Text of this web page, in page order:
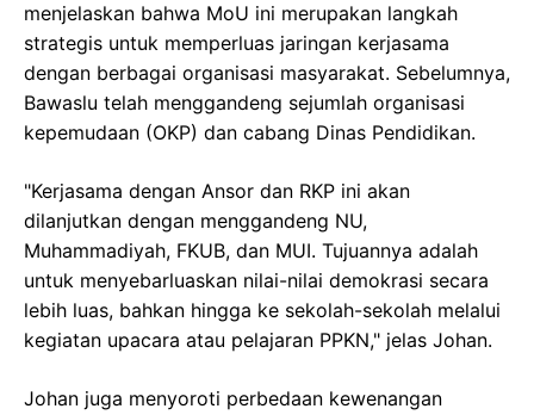
menjelaskan bahwa MoU ini merupakan langkah
strategis untuk memperluas jaringan kerjasama
dengan berbagai organisasi masyarakat. Sebelumnya,
Bawaslu telah menggandeng sejumlah organisasi
kepemudaan (OKP) dan cabang Dinas Pendidikan.
"Kerjasama dengan Ansor dan RKP ini akan
dilanjutkan dengan menggandeng NU,
Muhammadiyah, FKUB, dan MUI. Tujuannya adalah
untuk menyebarluaskan nilai-nilai demokrasi secara
lebih luas, bahkan hingga ke sekolah-sekolah melalui
kegiatan upacara atau pelajaran PPKN," jelas Johan.
Johan juga menyoroti perbedaan kewenangan